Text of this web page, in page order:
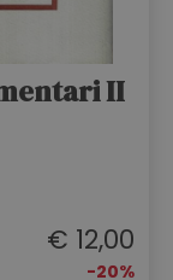
II
€ 12,00
-20%